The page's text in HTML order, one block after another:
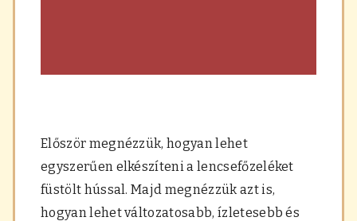
Először megnézzük, hogyan lehet
egyszerűen elkészíteni a lencsefőzeléket
füstölt hússal. Majd megnézzük azt is,
hogyan lehet változatosabb, ízletesebb és